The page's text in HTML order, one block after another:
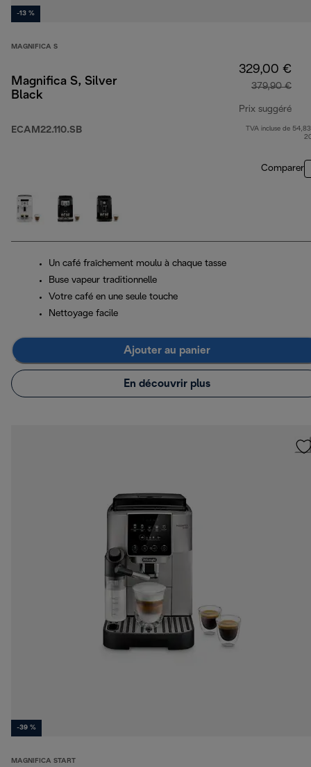
-13 %
MAGNIFICA S
Magnifica S, Silver
Black
ECAM22.110.SB
329,00 €
379,90 €
Prix suggéré
TVA incluse de
Comparer
Un café fraîchement moulu à chaque tasse
Buse vapeur traditionnelle
Votre café en une seule touche
Nettoyage facile
Ajouter au panier
En découvrir plus
-39 %
MAGNIFICA START